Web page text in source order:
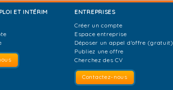
ET INTÉRIM
ENTREPRISES
Créer un compte
Espace entreprise
Déposer un appel d'offre (gratuit)
Publiez une offre
Cherchez des CV
Contactez-nous